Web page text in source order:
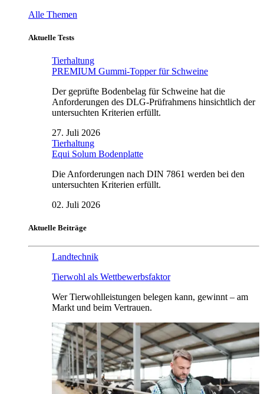
Alle Themen
Aktuelle Tests
Tierhaltung
PREMIUM Gummi-Topper für Schweine
Der geprüfte Bodenbelag für Schweine hat die
Anforderungen des DLG-Prüfrahmens hinsichtlich der
untersuchten Kriterien erfüllt.
27. Juli 2026
Tierhaltung
Equi Solum Bodenplatte
Die Anforderungen nach DIN 7861 werden bei den
untersuchten Kriterien erfüllt.
02. Juli 2026
Aktuelle Beiträge
Landtechnik
Tierwohl als Wettbewerbsfaktor
Wer Tierwohlleistungen belegen kann, gewinnt – am
Markt und beim Vertrauen.